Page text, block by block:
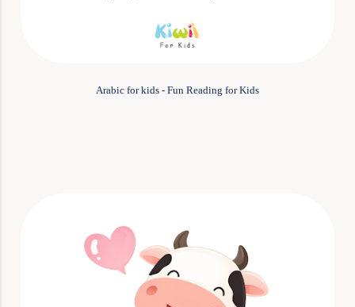
Arabic for kids - Fun Reading for Kids